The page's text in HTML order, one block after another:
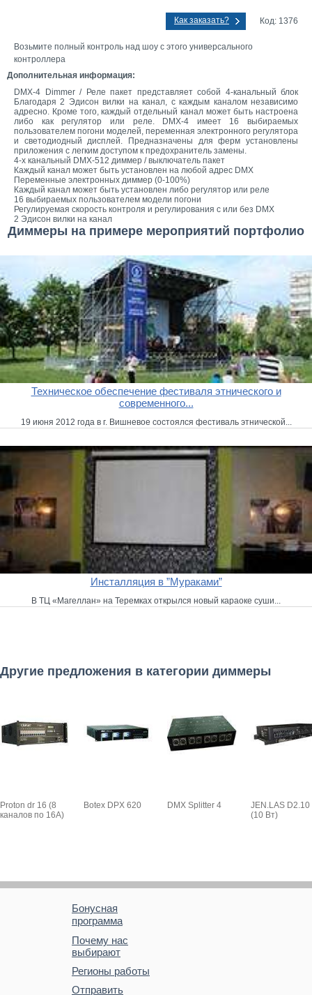
Как заказать? Код: 1376
Возьмите полный контроль над шоу с этого универсального
контроллера
Дополнительная информация:
DMX-4 Dimmer / Реле пакет представляет собой 4-канальный блок
Благодаря 2 Эдисон вилки на канал, с каждым каналом независимо
адресно. Кроме того, каждый отдельный канал может быть настроена
либо как регулятор или реле. DMX-4 имеет 16 выбираемых
пользователем погони моделей, переменная электронного регулятора
и светодиодный дисплей. Предназначены для ферм установлены
приложения с легким доступом к предохранитель замены.
4-х канальный DMX-512 диммер / выключатель пакет
Каждый канал может быть установлен на любой адрес DMX
Переменные электронных диммер (0-100%)
Каждый канал может быть установлен либо регулятор или реле
16 выбираемых пользователем модели погони
Регулируемая скорость контроля и регулирования с или без DMX
2 Эдисон вилки на канал
Диммеры на примере мероприятий портфолио
Техническое обеспечение фестиваля этнического и
современного...
19 июня 2012 года в г. Вишневое состоялся фестиваль этнической...
Инсталляция в ”Мураками”
В ТЦ «Магеллан» на Теремках открылся новый караоке суши...
Другие предложения в категории диммеры
Proton dr 16 (8
каналов по 16A)
Botex DPX 620 DMX Splitter 4
JEN.LAS D2.10
(10 Вт)
Бонусная
программа
Почему нас
выбирают
Регионы работы
Отправить